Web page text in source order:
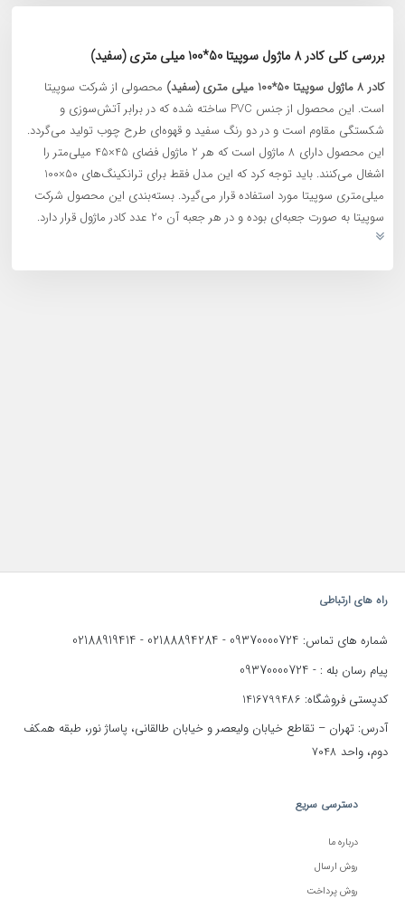
بررسی کلی کادر 8 ماژول سوپیتا 50*100 میلی‌ متری (سفید)
کادر 8 ماژول سوپیتا 50*100 میلی‌ متری (سفید)
محصولی از شرکت سوپیتا
است. این محصول از جنس PVC ساخته شده که در برابر آتش‌سوزی و
شکستگی مقاوم است و در دو رنگ سفید و قهوه‌ای طرح چوب تولید می‌گردد.
این محصول دارای 8 ماژول است که هر 2 ماژول فضای 45×45 میلی‌متر را
اشغال می‌کنند. باید توجه کرد که این مدل فقط برای ترانکینگ‌های 50×100
میلی‌متری سوپیتا مورد استفاده قرار می‌گیرد. بسته‌بندی این محصول شرکت
سوپیتا به صورت جعبه‌ای بوده و در هر جعبه آن 20 عدد کادر ماژول قرار دارد.
راه های ارتباطی
شماره های تماس: 09370000724
-
02188894284
-
02188919414
پیام رسان بله : - 09370000724
کدپستی فروشگاه: 1416799486
آدرس: تهران – تقاطع خیابان ولیعصر و خیابان طالقانی، پاساژ نور، طبقه همکف
دوم، واحد 7048
دسترسی سریع
درباره ما
روش ارسال
روش پرداخت